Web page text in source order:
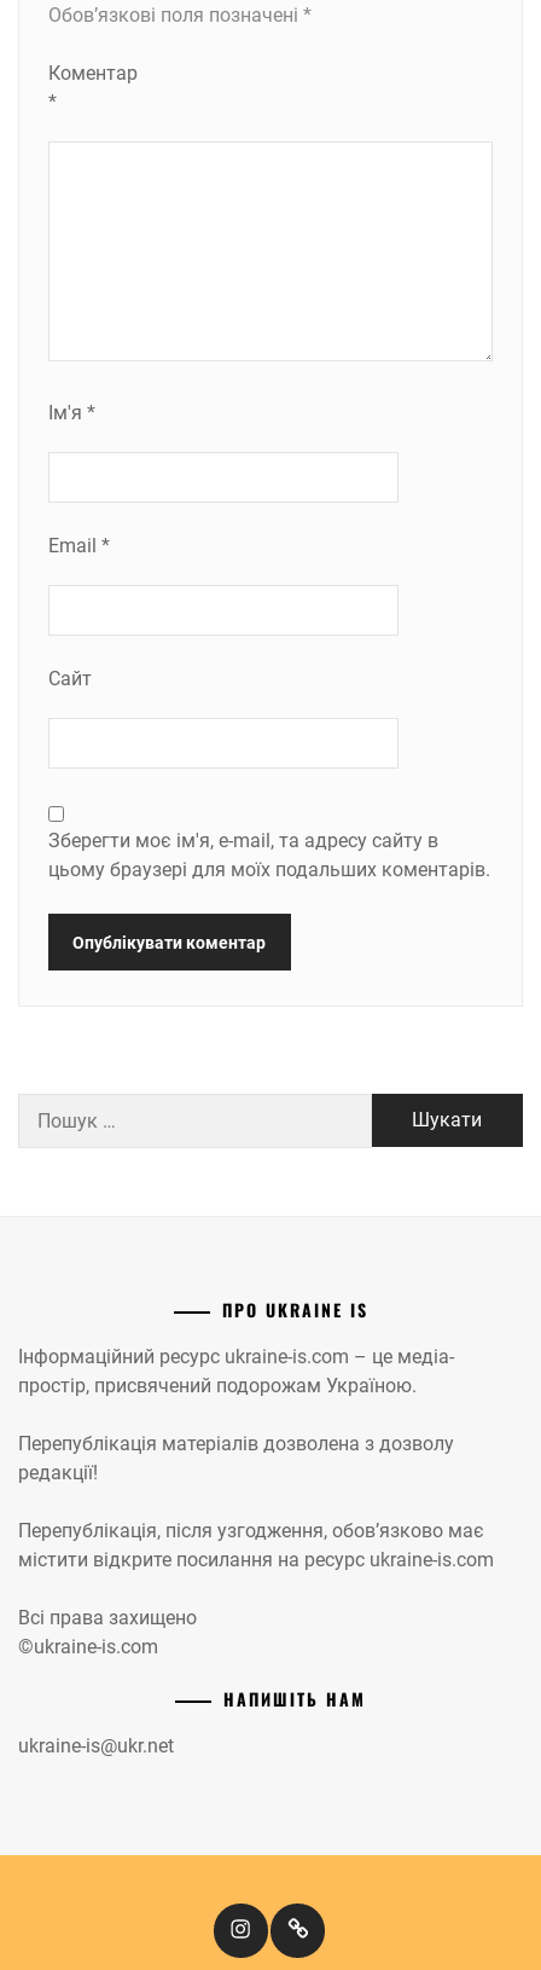
Обов’язкові поля позначені *
Коментар
*
Ім'я *
Email *
Сайт
Зберегти моє ім'я, e-mail, та адресу сайту в
цьому браузері для моїх подальших коментарів.
ПРО UKRAINE IS
Інформаційний ресурс ukraine-is.com – це медіа-
простір, присвячений подорожам Україною.
Перепублікація матеріалів дозволена з дозволу
редакції!
Перепублікація, після узгодження, обов’язково має
містити відкрите посилання на ресурс ukraine-is.com
Всі права захищено
©ukraine-is.com
НАПИШІТЬ НАМ
ukraine-is@ukr.net
InstagramКіномандри